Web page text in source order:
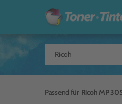
Passend für Ricoh MP